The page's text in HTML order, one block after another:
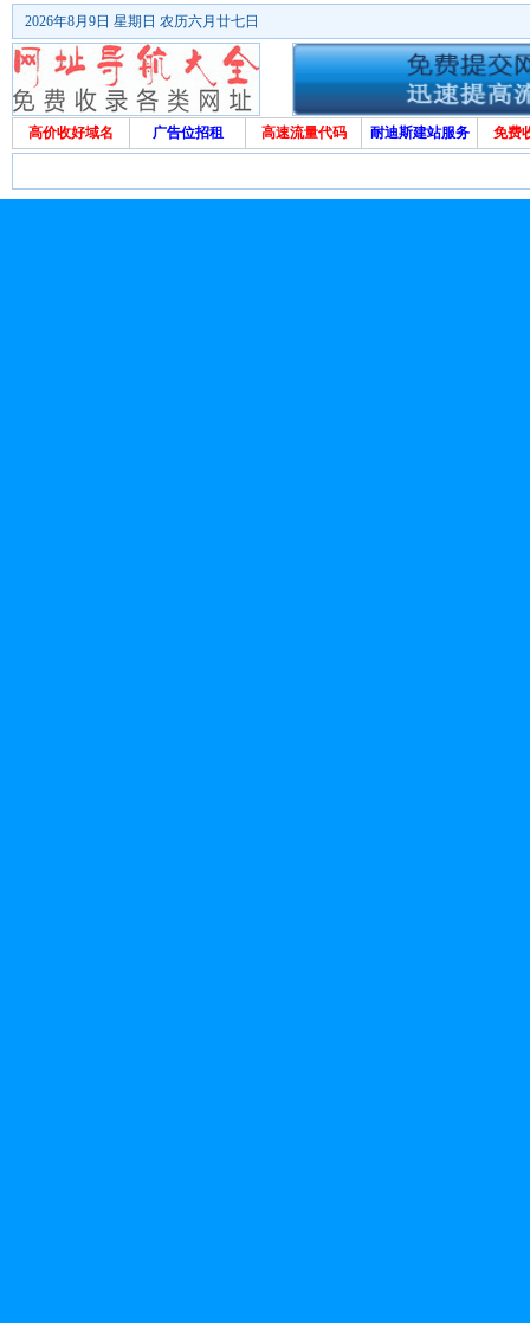
2026年8月9日 星期日 农历六月廿七日
高价收好域名 广告位招租 高速流量代码 耐迪斯建站服务 免费